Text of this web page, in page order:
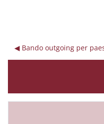
Bando outgoing per